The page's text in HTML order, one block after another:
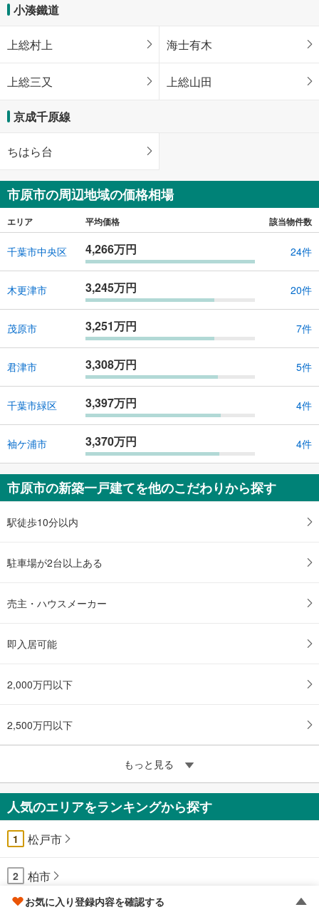
小湊鐵道
上総村上 海士有木
上総三又 上総山田
京成千原線
ちはら台
市原市の周辺地域の価格相場
エリア 平均価格 該当物件数
千葉市中央区 4,266万円 24件
木更津市 3,245万円 20件
茂原市 3,251万円 7件
君津市 3,308万円 5件
千葉市緑区 3,397万円 4件
袖ケ浦市 3,370万円 4件
市原市の新築一戸建てを他のこだわりから探す
駅徒歩10分以内
駐車場が2台以上ある
売主・ハウスメーカー
即入居可能
2,000万円以下
2,500万円以下
もっと見る
人気のエリアをランキングから探す
1 松戸市
2 柏市
お気に入り登録内容を確認する